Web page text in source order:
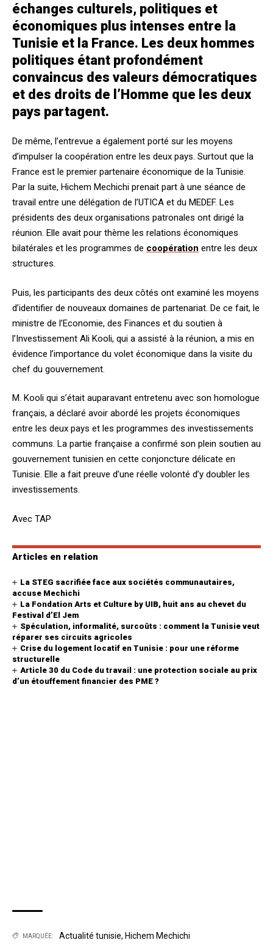
échanges culturels, politiques et
économiques plus intenses entre la
Tunisie et la France. Les deux hommes
politiques étant profondément
convaincus des valeurs démocratiques
et des droits de l’Homme que les deux
pays partagent.
De même, l’entrevue a également porté sur les moyens
d’impulser la coopération entre les deux pays. Surtout que la
France est le premier partenaire économique de la Tunisie.
Par la suite, Hichem Mechichi prenait part à une séance de
travail entre une délégation de l’UTICA et du MEDEF. Les
présidents des deux organisations patronales ont dirigé la
réunion. Elle avait pour thème les relations économiques
bilatérales et les programmes de coopération entre les deux
structures.
Puis, les participants des deux côtés ont examiné les moyens
d’identifier de nouveaux domaines de partenariat. De ce fait, le
ministre de l’Economie, des Finances et du soutien à
l’Investissement Ali Kooli, qui a assisté à la réunion, a mis en
évidence l’importance du volet économique dans la visite du
chef du gouvernement.
M. Kooli qui s’était auparavant entretenu avec son homologue
français, a déclaré avoir abordé les projets économiques
entre les deux pays et les programmes des investissements
communs. La partie française a confirmé son plein soutien au
gouvernement tunisien en cette conjoncture délicate en
Tunisie. Elle a fait preuve d’une réelle volonté d’y doubler les
investissements.
Avec TAP
Articles en relation
La STEG sacrifiée face aux sociétés communautaires,
accuse Mechichi
La Fondation Arts et Culture by UIB, huit ans au chevet du
Festival d’El Jem
Spéculation, informalité, surcoûts : comment la Tunisie veut
réparer ses circuits agricoles
Crise du logement locatif en Tunisie : pour une réforme
structurelle
Article 30 du Code du travail : une protection sociale au prix
d’un étouffement financier des PME ?
MARQUÉE: Actualité tunisie, Hichem Mechichi